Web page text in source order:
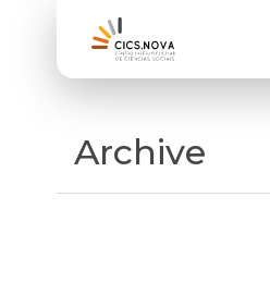
Archive